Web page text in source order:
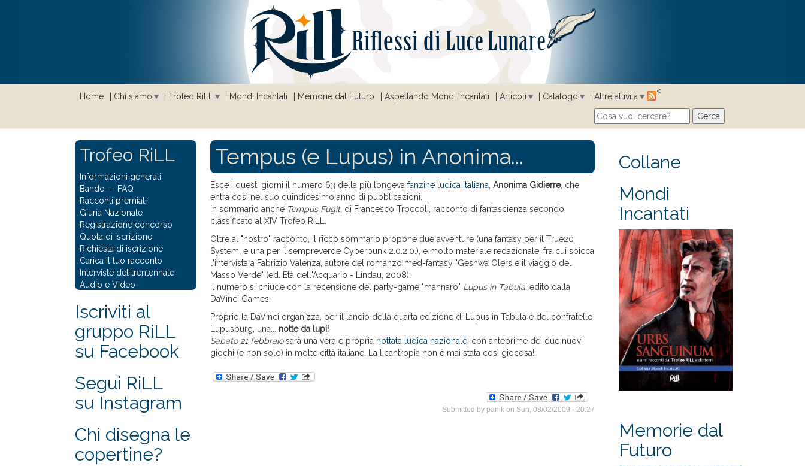
Home Chi siamo Trofeo RiLL Mondi Incantati Memorie dal Futuro Aspettando Mondi Incantati Articoli Catalogo Altre attività
<
Search form
Cerca
Tempus (e Lupus) in Anonima...
Esce i questi giorni il numero 63 della più longeva fanzine ludica italiana, Anonima Gidierre, che
entra così nel suo quindicesimo anno di pubblicazioni.
In sommario anche Tempus Fugit, di Francesco Troccoli, racconto di fantascienza secondo
classificato al XIV Trofeo RiLL.
Oltre al "nostro" racconto, il ricco sommario propone due avventure (una fantasy per il True20
System, e una per il sempreverde Cyberpunk 2.0.2.0.), e molto materiale redazionale, fra cui spicca
l'intervista a Fabrizio Valenza, autore del romanzo med-fantasy "Geshwa Olers e il viaggio del
Masso Verde" (ed. Età dell'Acquario - Lindau, 2008).
Il numero si chiude con la recensione del party-game "mannaro" Lupus in Tabula, edito dalla
DaVinci Games.
Proprio la DaVinci organizza, per il lancio della quarta edizione di Lupus in Tabula e del confratello
Lupusburg, una... notte da lupi!
Sabato 21 febbraiosarà una vera e propria nottata ludica nazionale, con anteprime dei due nuovi
giochi (e non solo) in molte città italiane. La licantropia non è mai stata così giocosa!!
Submitted by panik on Sun, 08/02/2009 - 20:27
Collane
Mondi
Incantati
Memorie dal
Futuro
Trofeo RiLL
Informazioni generali
Bando — FAQ
Racconti premiati
Giuria Nazionale
Registrazione concorso
Quota di iscrizione
Richiesta di iscrizione
Carica il tuo racconto
Interviste del trentennale
Audio e Video
Iscriviti al
gruppo RiLL
su Facebook
Segui RiLL
su Instagram
Chi disegna le
copertine?